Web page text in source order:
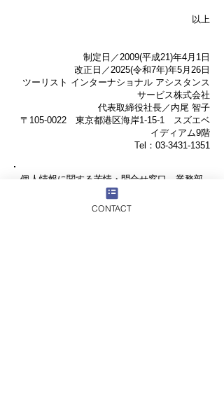
以上
制定日／2009(平成21)年4月1日
改正日／2025(令和7年)年5月26日
ツーリスト インターナショナル アシスタンス
サービス株式会社
代表取締役社長／内尾 智子
〒105-0022 東京都港区海岸1-15-1 スズエベ
イディアム9階
Tel：03-3431-1351
個人情報に関する苦情・問合せ窓口 業務部
受付時間：9時30分～17時まで
（土･日･祝日･12月30日～1月3日は休業）
CONTACT